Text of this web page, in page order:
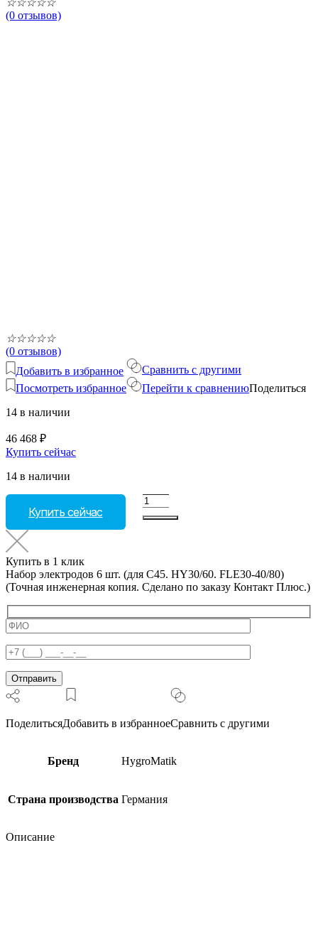
(0 отзывов)
☆☆☆☆☆
(0 отзывов)
Добавить в избранное
Посмотреть избранное
Сравнить с другими
Перейти к сравнениюПоделиться
14 в наличии
46 468 ₽
Купить сейчас
14 в наличии
Купить сейчас
Количество
(для
C45.
FLE30-
Контакт
Плюс.)
Купить в 1 клик
Набор электродов 6 шт. (для C45. HY30/60. FLE30-40/80)
(Точная инженерная копия. Cделано по заказу Контакт Плюс.)
ПоделитьсяДобавить в избранноеСравнить с другими
Бренд HygroMatik
Страна производства Германия
Описание